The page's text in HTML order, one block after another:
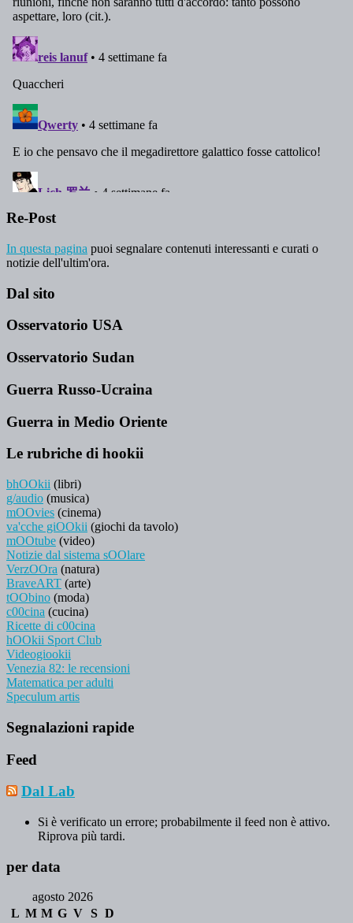
Re-Post
In questa pagina puoi segnalare contenuti interessanti e curati o
notizie dell'ultim'ora.
Dal sito
Osservatorio USA
Osservatorio Sudan
Guerra Russo-Ucraina
Guerra in Medio Oriente
Le rubriche di hookii
bhOOkii (libri)
g/audio (musica)
mOOvies (cinema)
va'cche giOOkii (giochi da tavolo)
mOOtube (video)
Notizie dal sistema sOOlare
VerzOOra (natura)
BraveART (arte)
tOObino (moda)
c00cina (cucina)
Ricette di c00cina
hOOkii Sport Club
Videogiookii
Venezia 82: le recensioni
Matematica per adulti
Speculum artis
Segnalazioni rapide
Feed
Dal Lab
Si è verificato un errore; probabilmente il feed non è attivo.
Riprova più tardi.
per data
agosto 2026
L M M G V S D